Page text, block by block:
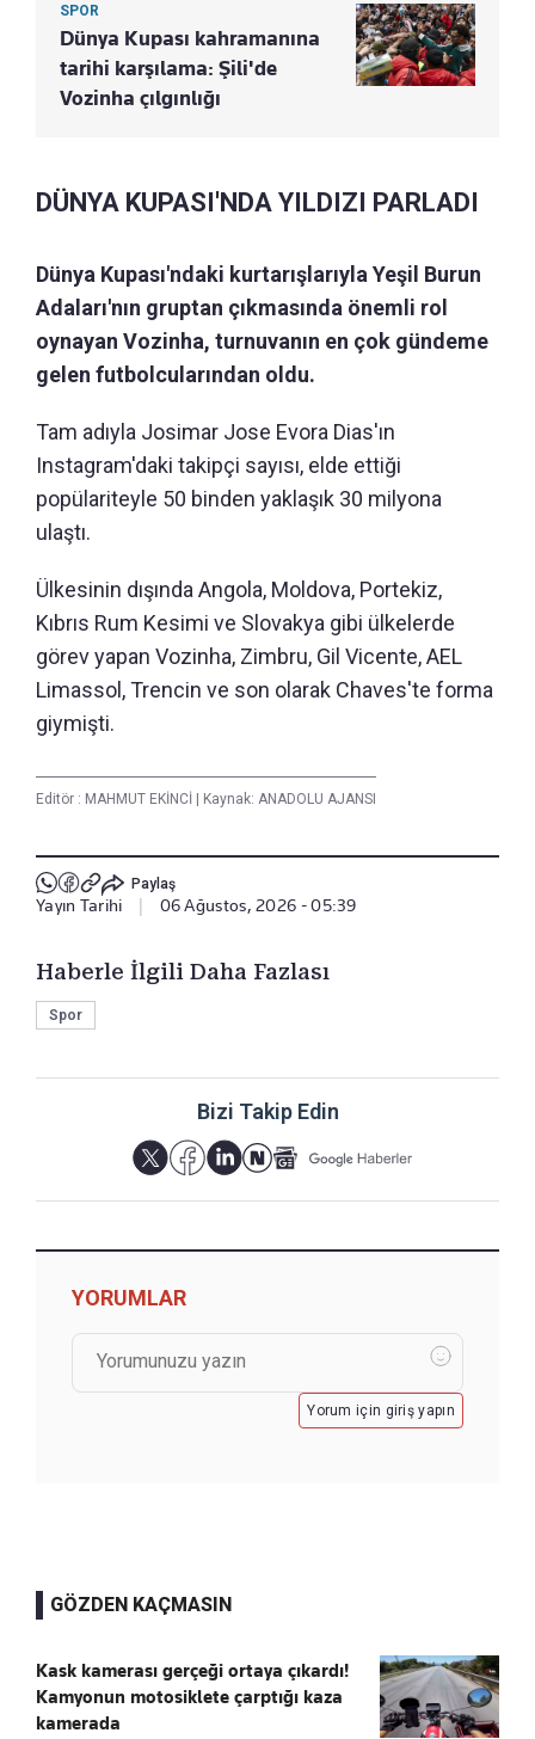
SPOR
Dünya Kupası kahramanına
tarihi karşılama: Şili'de
Vozinha çılgınlığı
DÜNYA KUPASI'NDA YILDIZI PARLADI
Dünya Kupası'ndaki kurtarışlarıyla Yeşil Burun
Adaları'nın gruptan çıkmasında önemli rol
oynayan Vozinha, turnuvanın en çok gündeme
gelen futbolcularından oldu.
Tam adıyla Josimar Jose Evora Dias'ın
Instagram'daki takipçi sayısı, elde ettiği
popülariteyle 50 binden yaklaşık 30 milyona
ulaştı.
Ülkesinin dışında Angola, Moldova, Portekiz,
Kıbrıs Rum Kesimi ve Slovakya gibi ülkelerde
görev yapan Vozinha, Zimbru, Gil Vicente, AEL
Limassol, Trencin ve son olarak Chaves'te forma
giymişti.
Editör : MAHMUT EKİNCİ | Kaynak: ANADOLU AJANSI
Paylaş
Yayın Tarihi | 06 Ağustos, 2026 - 05:39
Haberle İlgili Daha Fazlası
Spor
Bizi Takip Edin
YORUMLAR
Yorum için giriş yapın
GÖZDEN KAÇMASIN
Kask kamerası gerçeği ortaya çıkardı!
Kamyonun motosiklete çarptığı kaza
kamerada